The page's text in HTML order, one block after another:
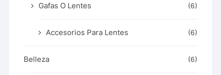
Gafas O Lentes (6)
Accesorios Para Lentes (6)
Belleza (6)